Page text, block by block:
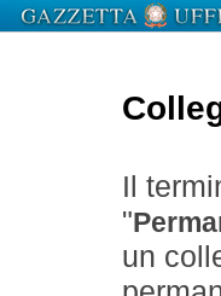
Il
"
un